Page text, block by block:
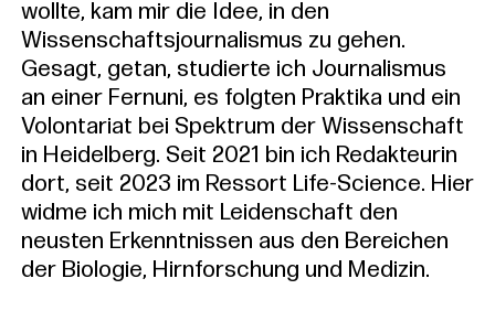
wollte, kam mir die Idee, in den
Wissenschaftsjournalismus zu gehen.
Gesagt, getan, studierte ich Journalismus
an einer Fernuni, es folgten Praktika und ein
Volontariat bei Spektrum der Wissenschaft
in Heidelberg. Seit 2021 bin ich Redakteurin
dort, seit 2023 im Ressort Life-Science. Hier
widme ich mich mit Leidenschaft den
neusten Erkenntnissen aus den Bereichen
der Biologie, Hirnforschung und Medizin.